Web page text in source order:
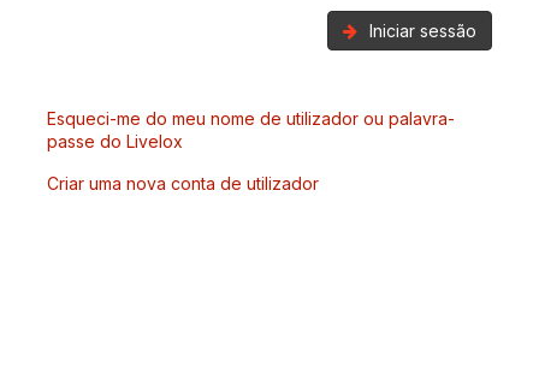
Iniciar sessão
Esqueci-me do meu nome de utilizador ou palavra-
passe do Livelox
Criar uma nova conta de utilizador